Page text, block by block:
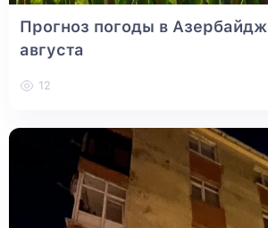
Прогноз погоды в
августа
12